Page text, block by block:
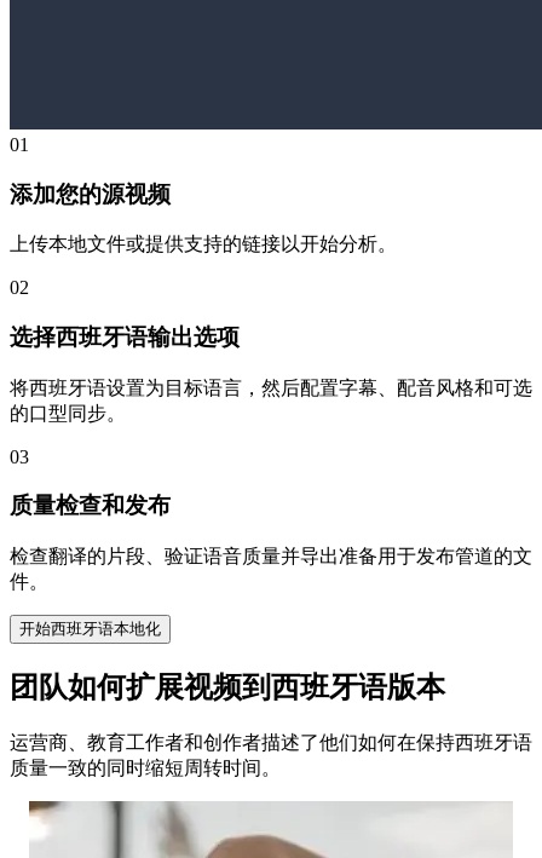
01
添加您的源视频
上传本地文件或提供支持的链接以开始分析。
02
选择西班牙语输出选项
将西班牙语设置为目标语言，然后配置字幕、配音风格和可选
的口型同步。
03
质量检查和发布
检查翻译的片段、验证语音质量并导出准备用于发布管道的文
件。
开始西班牙语本地化
团队如何扩展视频到西班牙语版本
运营商、教育工作者和创作者描述了他们如何在保持西班牙语
质量一致的同时缩短周转时间。